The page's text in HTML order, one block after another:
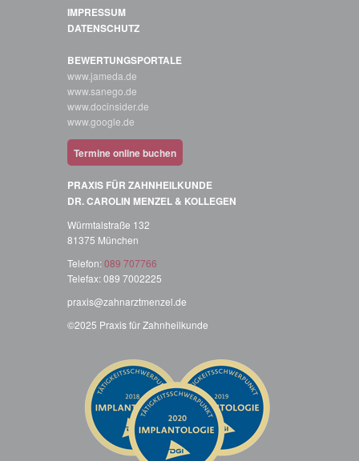
IMPRESSUM
DATENSCHUTZ
BEWERTUNGSPORTALE
www.jameda.de
www.sanego.de
www.docinsider.de
www.google.de
Termine online buchen
PRAXIS FÜR ZAHNHEILKUNDE
DR. CAROLIN MENZEL & KOLLEGEN
Würmtalstraße 132
81375 München
Telefon:089 707766
Telefax: 089 7002225
praxis@zahnarztmenzel.de
©2025 Praxis für Zahnheilkunde